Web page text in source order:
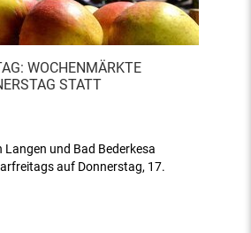
WOCHENMÄRKTE
STATT
Langen und Bad Bederkesa
auf Donnerstag, 17.